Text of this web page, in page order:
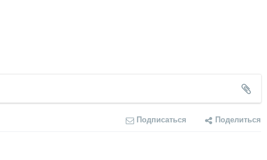
Подписаться Поделиться